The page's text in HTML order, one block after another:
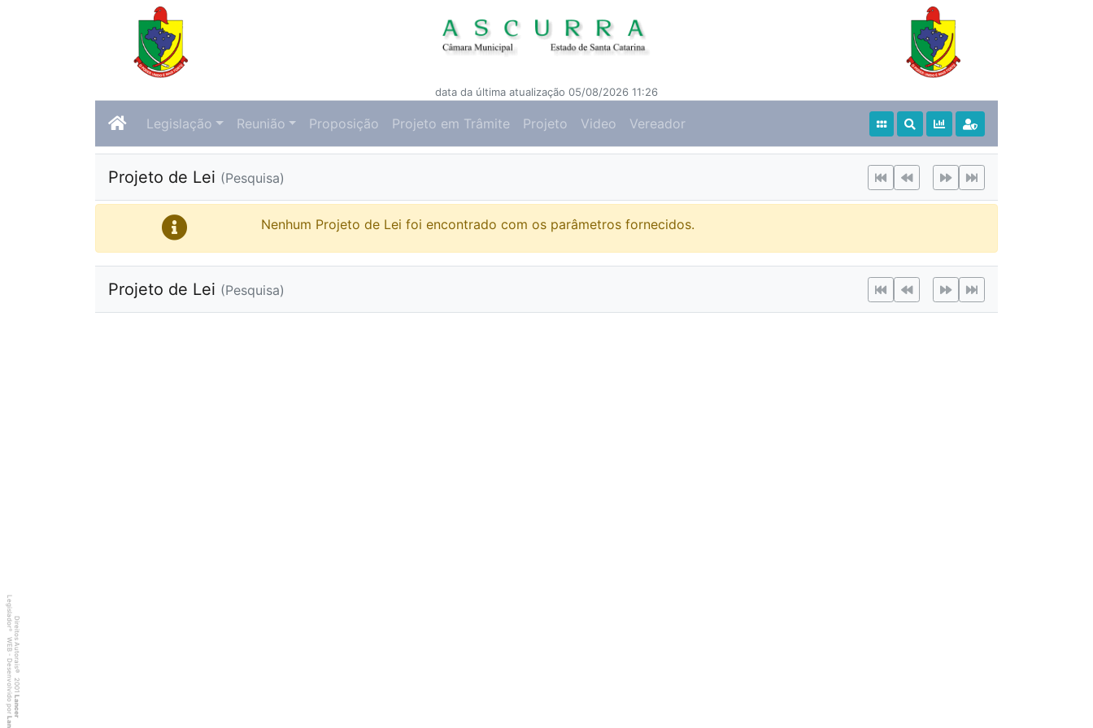
data da última atualização 05/08/2026 11:26
Legislação Reunião Proposição Projeto em Trâmite Projeto Video Vereador
Projeto de Lei (Pesquisa)
Nenhum Projeto de Lei foi encontrado com os parâmetros fornecidos.
Projeto de Lei (Pesquisa)
Direitos Autorais
©
2001
Lancer
Legislador
®
WEB - Desenvolvido por